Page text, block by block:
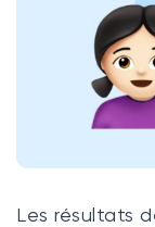
Klasswork
Manage
News/Blog
Les résultats